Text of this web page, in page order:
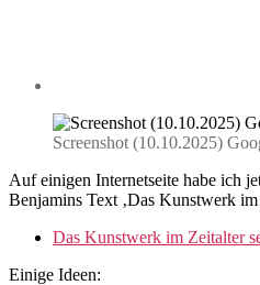
Screenshot (10.10.2025)
Auf einigen Internetseite habe ich
Benjamins Text ‚Das Kunstwerk
Das Kunstwerk im Zeitalter
Einige Ideen: